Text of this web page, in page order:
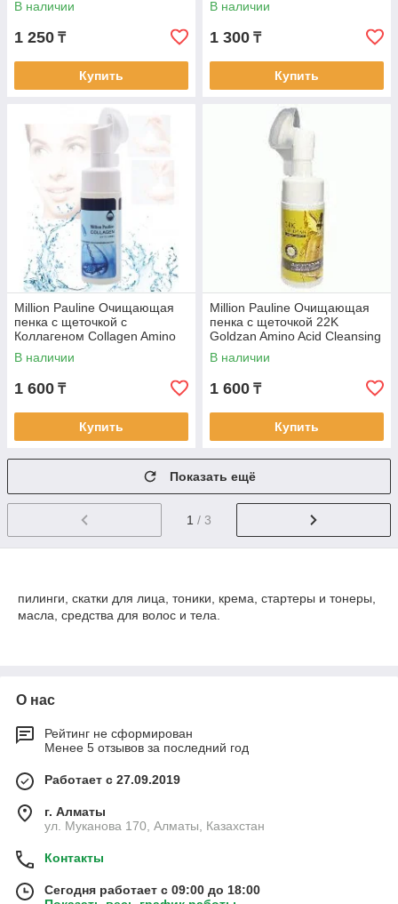
В наличии
1 250 ₸
Купить
В наличии
1 300 ₸
Купить
Million Pauline Очищающая
пенка с щеточкой с
Коллагеном Collagen Amino
Acid Cleansing Mousse 150
мл
В наличии
1 600 ₸
Купить
Million Pauline Очищающая
пенка с щеточкой 22K
Goldzan Amino Acid Cleansing
Mousse 150 мл
В наличии
1 600 ₸
Купить
Показать ещё
1 / 3
пилинги, скатки для лица, тоники, крема, стартеры и тонеры,
масла, средства для волос и тела.
О нас
Рейтинг не сформирован
Менее 5 отзывов за последний год
Работает с 27.09.2019
г. Алматы
ул. Муканова 170, Алматы, Казахстан
Контакты
Сегодня работает с 09:00 до 18:00